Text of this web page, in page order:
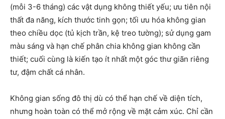
(mỗi 3-6 tháng) các vật dụng không thiết yếu; ưu tiên nội
thất đa năng, kích thước tinh gọn; tối ưu hóa không gian
theo chiều dọc (tủ kịch trần, kệ treo tường); sử dụng gam
màu sáng và hạn chế phân chia không gian không cần
thiết; cuối cùng là kiến tạo ít nhất một góc thư giãn riêng
tư, đậm chất cá nhân.
Không gian sống đô thị dù có thể hạn chế về diện tích,
nhưng hoàn toàn có thể mở rộng về mặt cảm xúc. Chỉ cần